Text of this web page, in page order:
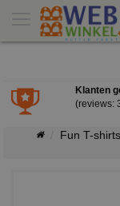
Klanten
(reviews:
Fun T-shirts